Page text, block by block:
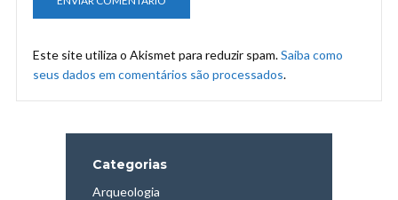
Este site utiliza o Akismet para reduzir spam.Saiba como
seus dados em comentários são processados.
Categorias
Arqueologia